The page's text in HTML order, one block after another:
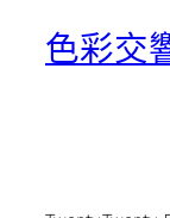
色彩交